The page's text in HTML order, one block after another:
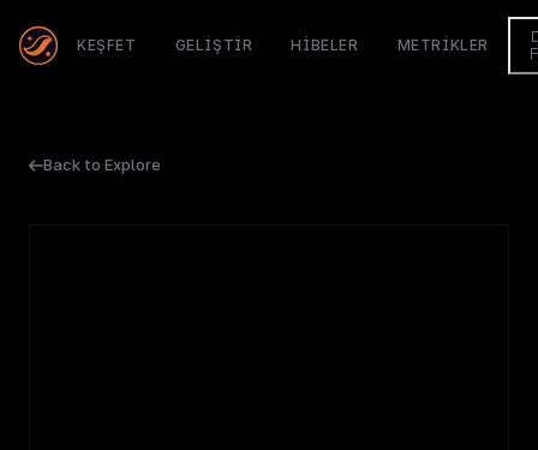
KEŞFET GELIŞTIR HIBELER METRIKLER
Back to Explore